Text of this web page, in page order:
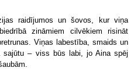
raidījumos un šovos, kur viņa
zināmiem cilvēkiem risināt
Viņas labestība, smaids un
sajūtu – viss būs labi, jo Aina spēj